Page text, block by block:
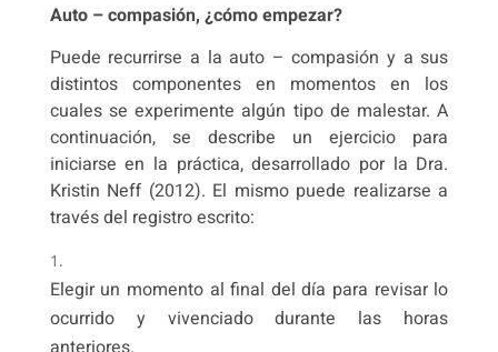
Auto – compasión, ¿cómo empezar?
Puede recurrirse a la auto – compasión y a sus
distintos componentes en momentos en los
cuales se experimente algún tipo de malestar. A
continuación, se describe un ejercicio para
iniciarse en la práctica, desarrollado por la Dra.
Kristin Neff (2012). El mismo puede realizarse a
través del registro escrito:
Elegir un momento al final del día para revisar lo
ocurrido y vivenciado durante las horas